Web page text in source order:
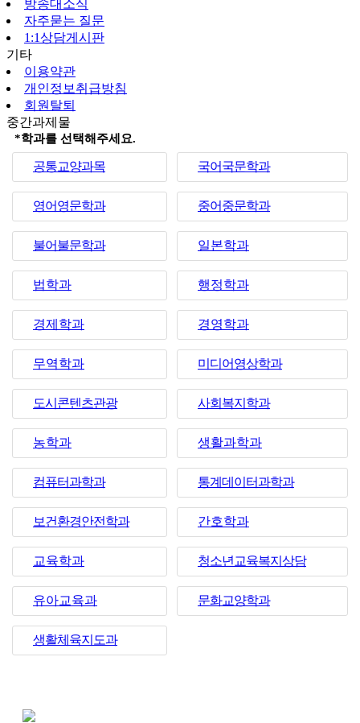
방송대소식
자주묻는 질문
1:1상담게시판
기타
이용약관
개인정보취급방침
회원탈퇴
중간과제물
*학과를 선택해주세요.
공통교양과목 국어국문학과
영어영문학과 중어중문학과
불어불문학과 일본학과
법학과 행정학과
경제학과 경영학과
무역학과 미디어영상학과
도시콘텐츠관광 사회복지학과
농학과 생활과학과
컴퓨터과학과 통계데이터과학과
보건환경안전학과 간호학과
교육학과 청소년교육복지상담
유아교육과 문화교양학과
생활체육지도과